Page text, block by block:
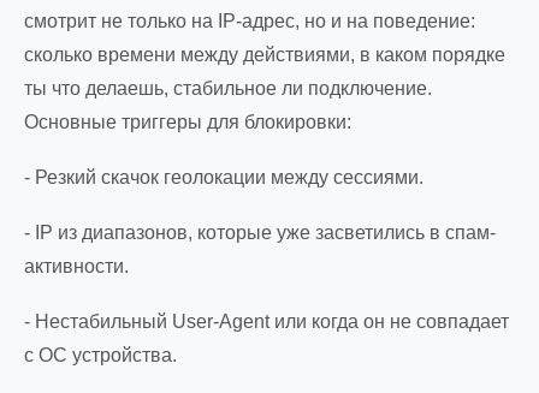
смотрит не только на IP-адрес, но и на поведение:
сколько времени между действиями, в каком порядке
ты что делаешь, стабильное ли подключение.
Основные триггеры для блокировки:
- Резкий скачок геолокации между сессиями.
- IP из диапазонов, которые уже засветились в спам-
активности.
- Нестабильный User-Agent или когда он не совпадает
с ОС устройства.